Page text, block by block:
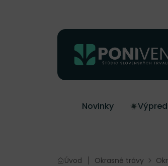
Novinky
Úvod Okrasné trávy